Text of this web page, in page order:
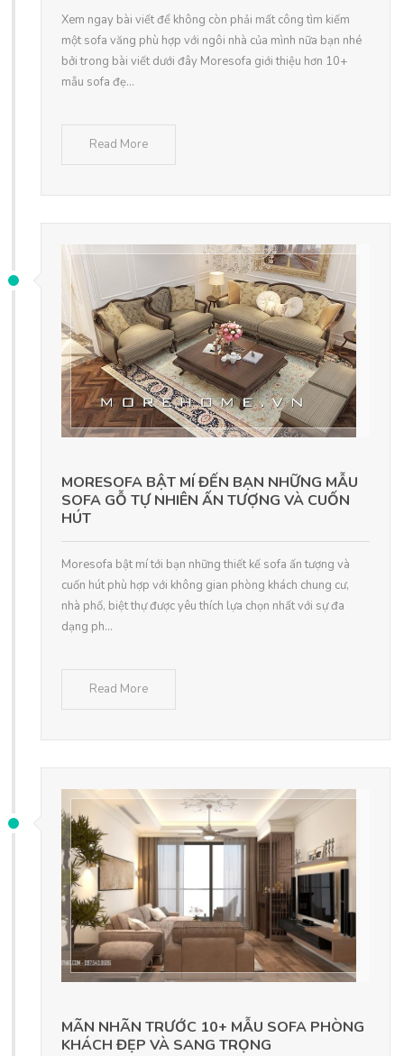
Xem ngay bài viết để không còn phải mất công tìm kiếm
một sofa văng phù hợp với ngôi nhà của mình nữa bạn nhé
bởi trong bài viết dưới đây Moresofa giới thiệu hơn 10+
mẫu sofa đẹ...
Read More
MORESOFA BẬT MÍ ĐẾN BẠN NHỮNG MẪU
SOFA GỖ TỰ NHIÊN ẤN TƯỢNG VÀ CUỐN
HÚT
Moresofa bật mí tới bạn những thiết kế sofa ấn tượng và
cuốn hút phù hợp với không gian phòng khách chung cư,
nhà phố, biệt thự được yêu thích lựa chọn nhất với sự đa
dạng ph...
Read More
MÃN NHÃN TRƯỚC 10+ MẪU SOFA PHÒNG
KHÁCH ĐẸP VÀ SANG TRỌNG